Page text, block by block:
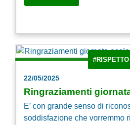
22/05/2025
Ringraziamenti
E’ con grande senso di
soddisfazione che vorremmo